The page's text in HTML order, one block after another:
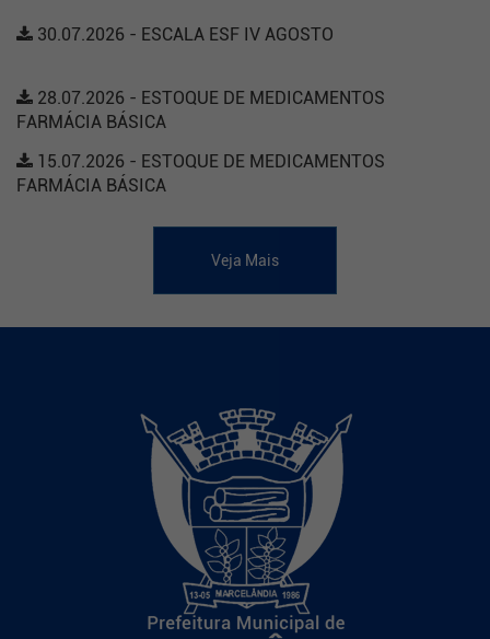
30.07.2026 - ESCALA ESF IV AGOSTO
28.07.2026 - ESTOQUE DE MEDICAMENTOS
FARMÁCIA BÁSICA
15.07.2026 - ESTOQUE DE MEDICAMENTOS
FARMÁCIA BÁSICA
Veja Mais